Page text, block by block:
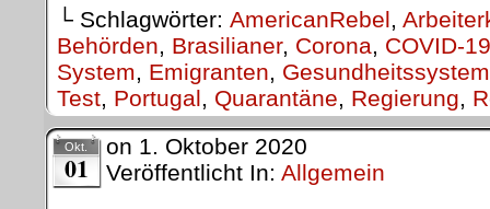
└ Schlagwörter: AmericanRebel,
Behörden, Brasilianer, Corona, COVID-19
System, Emigranten, Gesundheitssystem
Test, Portugal, Quarantäne, Regierung,
Okt.
01
on 1. Oktober 2020
Veröffentlicht In: Allgemein